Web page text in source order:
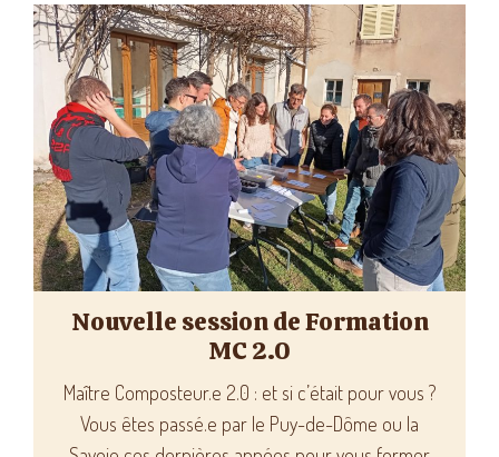
Nouvelle session de Formation
MC 2.0
Maître Composteur.e 2.0 : et si c’était pour vous ?
Vous êtes passé.e par le Puy-de-Dôme ou la